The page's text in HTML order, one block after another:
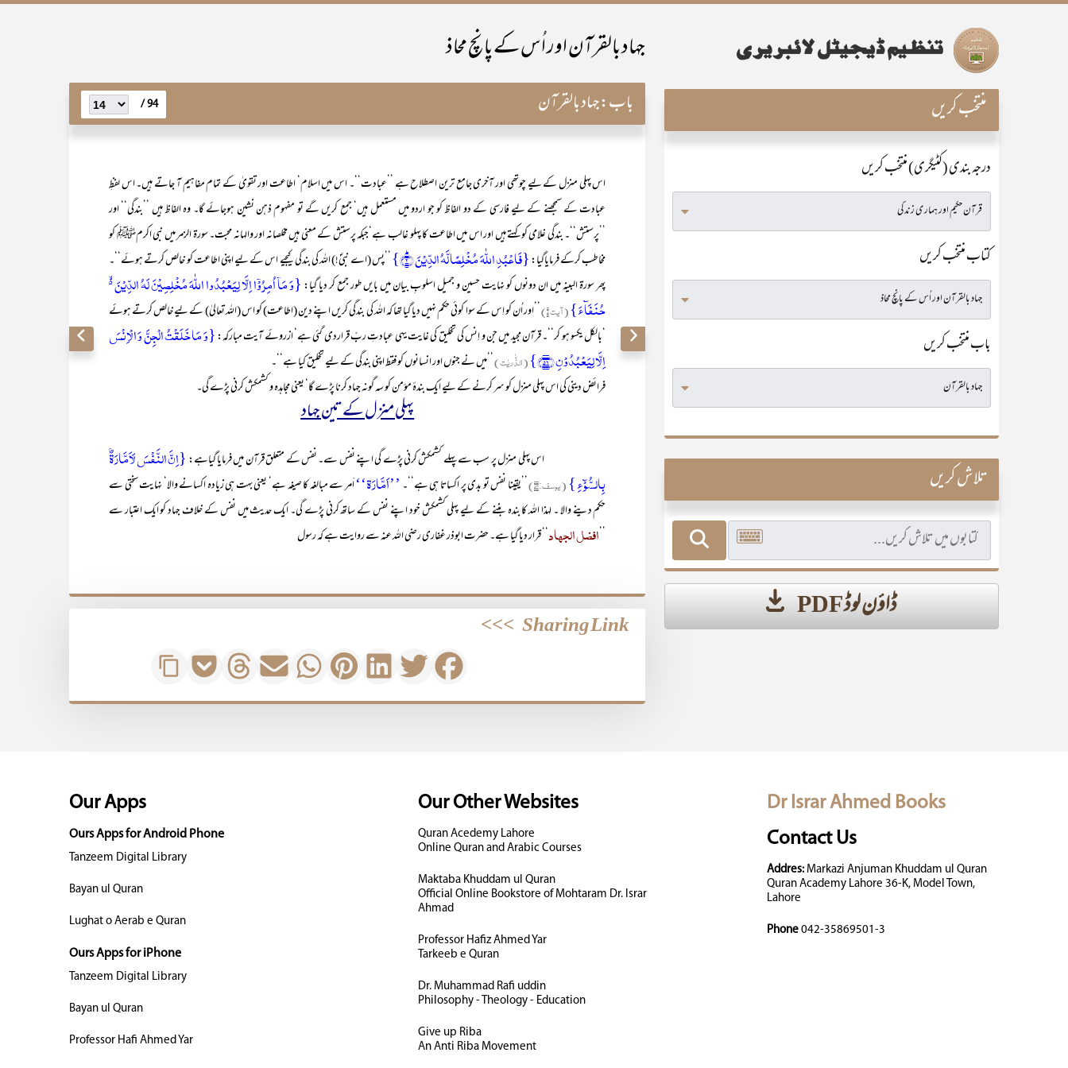
جہاد بالقرآن اور اُس کے پانچ محاذ
باب:جہاد بالقرآن 94 /
اس پہلی منزل کے لیے چوتھی اور آخری جامع ترین اصطلاح ہے ’’عبادت‘‘۔ اس میں اسلام‘ اطاعت اور تقویٰ کے تمام مفاہیم آ جاتے ہیں۔ اس لفظِ
عبادت کے سمجھنے کے لیے فارسی کے دو الفاظ کو جو اردو میں مستعمل ہیں‘ جمع کریں گے تو مفہوم ذہن نشین ہوجائے گا۔ وہ الفاظ ہیں ’’بندگی‘‘ اور
’’پرستش‘‘۔ بندگی غلامی کو کہتے ہیں اور اس میں اطاعت کا پہلو غالب ہے‘جبکہ پرستش کے معنی ہیں مخلصانہ اور والہانہ محبت۔ سورۃ الزمر میں نبی اکرمﷺ کو
مخاطب کرکے فرمایاگیا:{فَاعۡبُدِ اللّٰہَ مُخۡلِصًا لَّہُ الدِّیۡنَ ؕ﴿۲﴾}
’’پس (اے نبیؐ!) اللہ کی بندگی کیجیے اس کے لیے اپنی اطاعت کو خالص کرتے ہوئے‘‘۔
پھر سورۃ البینہ میں ان دونوں کو نہایت حسین و جمیل اسلوبِ بیان میں بایں طور جمع کر دیا گیا:{وَ مَاۤ اُمِرُوۡۤا اِلَّا لِیَعۡبُدُوا اللّٰہَ مُخۡلِصِیۡنَ لَہُ الدِّیۡنَ ۬ۙ
حُنَفَآءَ}(آیت ۵)
’’اور اُن کو اِس کے سوا کوئی حکم نہیں دیا گیا تھا کہ اللہ کی بندگی کریں اپنے دین (اطاعت) کو اس (اللہ تعالیٰ) کے لیے خالص کرتے ہوئے
‘بالکل یکسو ہو کر‘‘۔ قرآن مجید میں جن و اِنس کی تخلیق کی غایت یہی عبادتِ ربّ قراردی گئی ہے‘ ازروئے آیت مبارکہ:{وَ مَا خَلَقۡتُ الۡجِنَّ وَ الۡاِنۡسَ
اِلَّا لِیَعۡبُدُوۡنِ ﴿۵۶﴾}
(الذّٰریٰت) ’’میں نے جنوں اور انسانوں کو فقط اپنی بندگی کے لیے تخلیق کیا ہے‘‘۔
فرائض دینی کی اس پہلی منزل کو سر کرنے کے لیے ایک بندۂ مؤمن کو سہ گونہ جہاد کرنا پڑے گا‘ یعنی مجاہدہ و کشمکش کرنی پڑے گی۔
پہلی منزل کے تین جہاد
اس پہلی منزل پر سب سے پہلے کشمکش کرنی پڑے گی اپنے نفس سے۔ نفس کے متعلق قرآن میں فرمایا گیاہے:{اِنَّ النَّفۡسَ لَاَمَّارَۃٌۢ
بِالسُّوۡٓءِ }(یوسف:۵۳) ’’یقینا نفس تو بدی پر اکساتا ہی ہے‘‘۔’’اَمَّارَۃ‘‘اَمر سے مبالغہ کا صیغہ ہے‘ یعنی بہت ہی زیادہ اکسانے والا‘ نہایت سختی سے
حکم دینے والا ۔ لہذا اللہ کا بندہ بننے کے لیے پہلی کشمکش خود اپنے نفس کے ساتھ کرنی پڑے گی۔ ایک حدیث میں نفس کے خلاف جہاد کو ایک اعتبار سے
افضل الجہاد‘‘ قرار دیا گیا ہے۔ حضرت ابوذر غفاری رضی اللہ عنہ سے روایت ہے کہ رسول
Sharing Link
>>>
منتخب کریں
درجہ بندی (کٹیگری) منتخب کریں
کتاب منتخب کریں
باب منتخب کریں
تلاش کریں
ڈاؤن لوڈ PDF
Dr Israr Ahmed Books
Contact Us
Addres:Markazi Anjuman Khuddam ul Quran
Quran Academy Lahore 36-K, Model Town,
Lahore
Phone 042-35869501-3
Our Other Websites
Quran Acedemy Lahore
Online Quran and Arabic Courses
Maktaba Khuddam ul Quran
Official Online Bookstore of Mohtaram Dr. Israr
Ahmad
Professor Hafiz Ahmed Yar
Tarkeeb e Quran
Dr. Muhammad Rafi uddin
Philosophy - Theology - Education
Give up Riba
An Anti Riba Movement
Our Apps
Ours Apps for Android Phone
Tanzeem Digital Library
Bayan ul Quran
Lughat o Aerab e Quran
Ours Apps for iPhone
Tanzeem Digital Library
Bayan ul Quran
Professor Hafi Ahmed Yar